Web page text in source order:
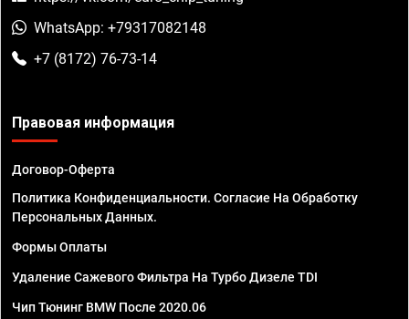
WhatsApp: +79317082148
+7 (8172) 76-73-14
Правовая информация
Договор-Оферта
Политика Конфиденциальности. Согласие На Обработку
Персональных Данных.
Формы Оплаты
Удаление Сажевого Фильтра На Турбо Дизеле TDI
Чип Тюнинг BMW После 2020.06